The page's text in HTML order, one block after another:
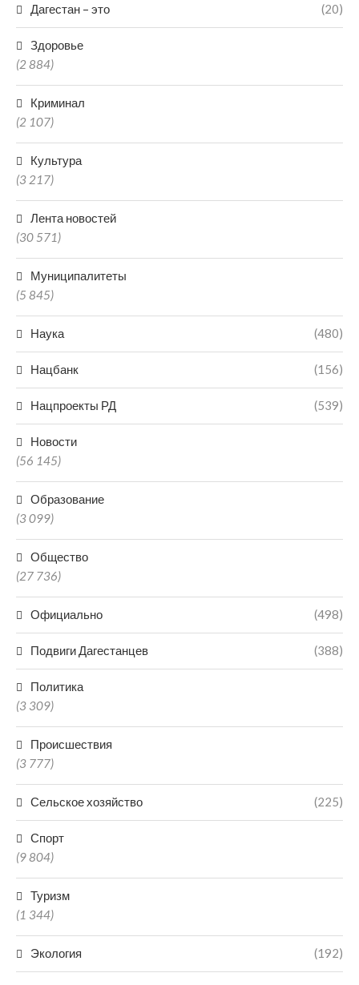
Дагестан – это (20)
Здоровье
(2 884)
Криминал
(2 107)
Культура
(3 217)
Лента новостей
(30 571)
Муниципалитеты
(5 845)
Наука (480)
Нацбанк (156)
Нацпроекты РД (539)
Новости
(56 145)
Образование
(3 099)
Общество
(27 736)
Официально (498)
Подвиги Дагестанцев (388)
Политика
(3 309)
Происшествия
(3 777)
Сельское хозяйство (225)
Спорт
(9 804)
Туризм
(1 344)
Экология (192)